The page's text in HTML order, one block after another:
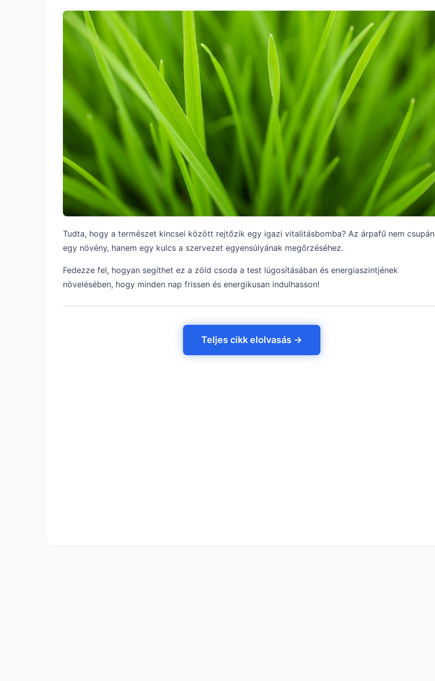
Tudta, hogy a természet kincsei között rejtőzik egy igazi vitalitásbomba? Az árpafű nem csupán
egy növény, hanem egy kulcs a szervezet egyensúlyának megőrzéséhez.
Fedezze fel, hogyan segíthet ez a zöld csoda a test lúgosításában és energiaszintjének
növelésében, hogy minden nap frissen és energikusan indulhasson!
Teljes cikk elolvasás →